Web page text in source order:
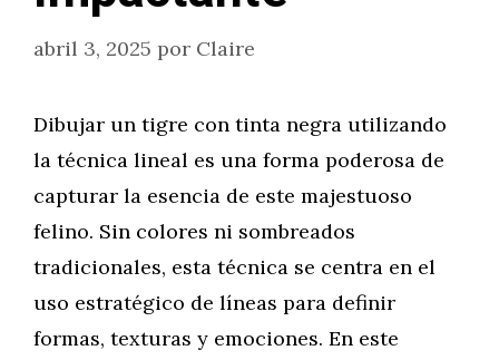
abril 3, 2025 por Claire
Dibujar un tigre con tinta negra utilizando
la técnica lineal es una forma poderosa de
capturar la esencia de este majestuoso
felino. Sin colores ni sombreados
tradicionales, esta técnica se centra en el
uso estratégico de líneas para definir
formas, texturas y emociones. En este